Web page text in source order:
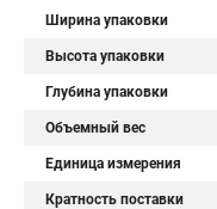
Ширина упаковки
Высота упаковки
Глубина упаковки
Объемный вес
Единица измерения
Кратность поставки